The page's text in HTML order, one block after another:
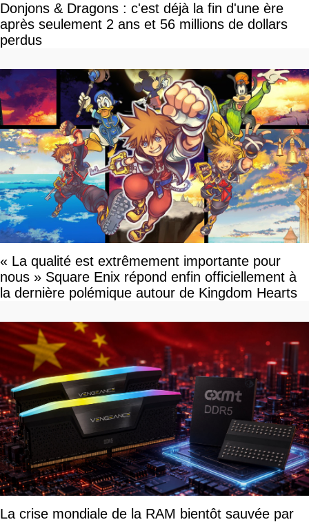
Donjons & Dragons : c'est déjà la fin d'une ère
après seulement 2 ans et 56 millions de dollars
perdus
« La qualité est extrêmement importante pour
nous » Square Enix répond enfin officiellement à
la dernière polémique autour de Kingdom Hearts
La crise mondiale de la RAM bientôt sauvée par